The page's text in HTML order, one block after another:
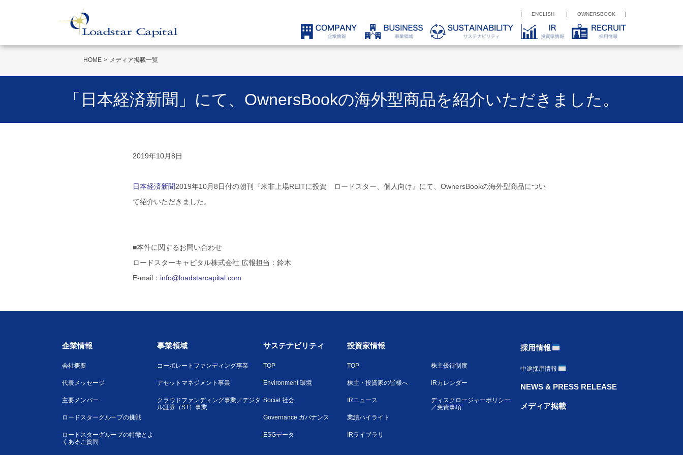
ENGLISH OWNERSBOOK
HOME メディア掲載一覧
「日本経済新聞」にて、OwnersBookの海外型商品を紹介いただきました。
2019年10月8日
日本経済新聞2019年10月8日付の朝刊『米非上場REITに投資 ロードスター、個人向け』にて、OwnersBookの海外型商品につい
て紹介いただきました。
■本件に関するお問い合わせ
ロードスターキャピタル株式会社 広報担当：鈴木
E-mail： info@loadstarcapital.com
企業情報 事業領域 サステナビリティ 投資家情報 採用情報
会社概要
代表メッセージ
主要メンバー
ロードスターグループの挑戦
ロードスターグループの特徴とよ
くあるご質問
コーポレートファンディング事業
アセットマネジメント事業
クラウドファンディング事業／デジタ
ル証券（ST）事業
TOP
Environment 環境
Social 社会
Governance ガバナンス
ESGデータ
TOP
株主・投資家の皆様へ
IRニュース
業績ハイライト
IRライブラリ
株主優待制度
IRカレンダー
ディスクロージャーポリシー
／免責事項
中途採用情報
NEWS & PRESS RELEASE
メディア掲載